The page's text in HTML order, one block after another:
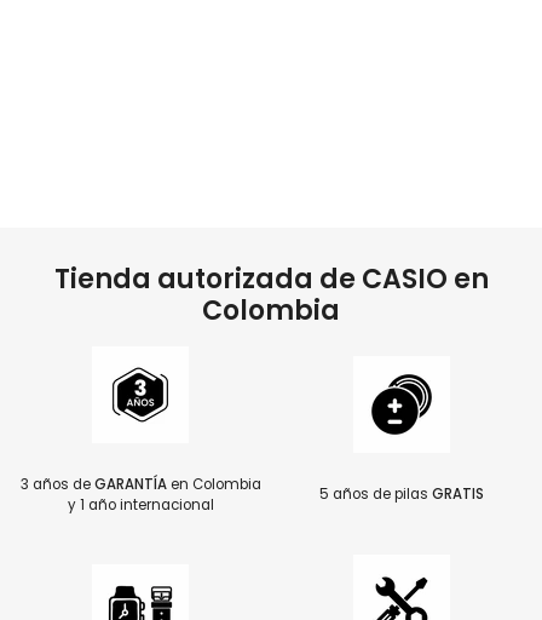
Tienda autorizada de CASIO en
Colombia
3 años deGARANTÍAen Colombia
y 1 año internacional
5 años de pilas GRATIS